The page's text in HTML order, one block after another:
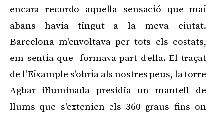
encara recordo aquella sensació que mai
abans havia tingut a la meva ciutat.
Barcelona m'envoltava per tots els costats,
em sentia que formava part d'ella. El traçat
de l'Eixample s'obria als nostres peus, la torre
Agbar il·luminada presidia un mantell de
llums que s'extenien els 360 graus fins on